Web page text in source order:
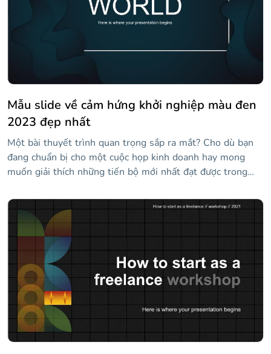
Mẫu slide về cảm hứng khởi nghiệp màu đen
2023 đẹp nhất
Một bài thuyết trình quan trọng sắp ra mắt? Cho dù bạn
đang chuẩn bị cho một cuộc họp kinh doanh hay mong
muốn giải thích những tiến bộ mới nhất đạt được trong